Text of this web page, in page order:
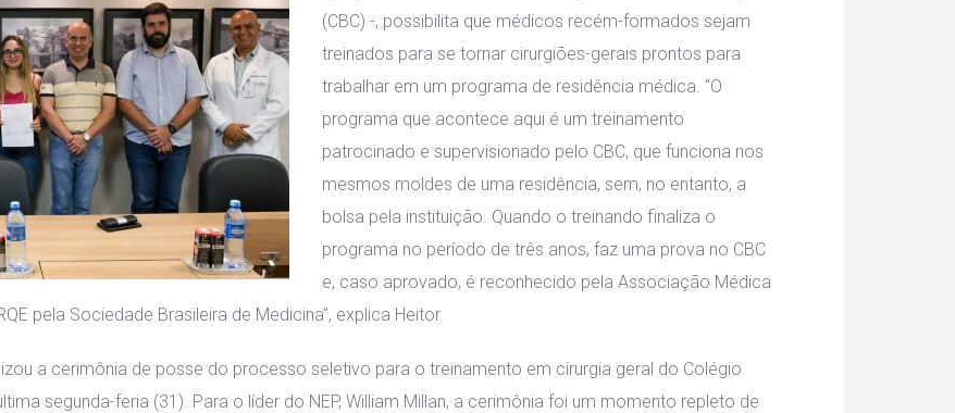
(CBC) -, possibilita que médicos recém-formados sejam
treinados para se tornar cirurgiões-gerais prontos para
trabalhar em um programa de residência médica. “O
programa que acontece aqui é um treinamento
patrocinado e supervisionado pelo CBC, que funciona nos
mesmos moldes de uma residência, sem, no entanto, a
bolsa pela instituição. Quando o treinando finaliza o
programa no período de três anos, faz uma prova no CBC
e, caso aprovado, é reconhecido pela Associação Médica
pela Sociedade Brasileira de Medicina”, explica Heitor.
a cerimônia de posse do processo seletivo para o treinamento em cirurgia geral do Colégio
segunda-feria (31). Para o líder do NEP, William Millan, a cerimônia foi um momento repleto de